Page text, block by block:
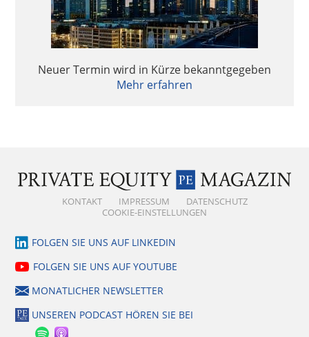
Neuer Termin wird in Kürze bekanntgegeben
Mehr erfahren
KONTAKT IMPRESSUM
DATENSCHUTZ
COOKIE-EINSTELLUNGEN
FOLGEN SIE UNS AUF LINKEDIN
FOLGEN SIE UNS AUF YOUTUBE
MONATLICHER NEWSLETTER
UNSEREN PODCAST HÖREN SIE BEI